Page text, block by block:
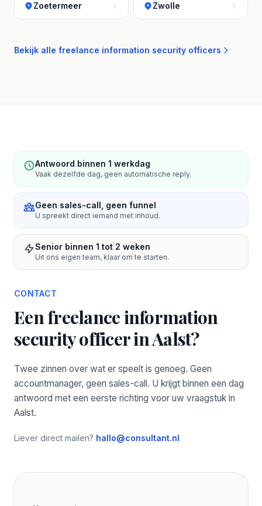
Zoetermeer Zwolle
Bekijk alle freelance information security officers
Antwoord binnen 1 werkdag
Vaak dezelfde dag, geen automatische reply.
Geen sales-call, geen funnel
U spreekt direct iemand met inhoud.
Senior binnen 1 tot 2 weken
Uit ons eigen team, klaar om te starten.
CONTACT
Een freelance information
security officer in Aalst?
Twee zinnen over wat er speelt is genoeg. Geen
accountmanager, geen sales-call. U krijgt binnen een dag
antwoord met een eerste richting voor uw vraagstuk in
Aalst.
Liever direct mailen? hallo@consultant.nl